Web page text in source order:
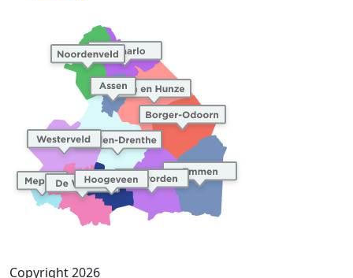
Copyright 2026